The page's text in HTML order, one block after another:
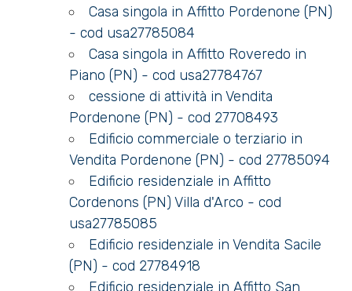
Casa singola in Affitto Pordenone (PN)
- cod usa27785084
Casa singola in Affitto Roveredo in
Piano (PN) - cod usa27784767
cessione di attività in Vendita
Pordenone (PN) - cod 27708493
Edificio commerciale o terziario in
Vendita Pordenone (PN) - cod 27785094
Edificio residenziale in Affitto
Cordenons (PN) Villa d'Arco - cod
usa27785085
Edificio residenziale in Vendita Sacile
(PN) - cod 27784918
Edificio residenziale in Affitto San
minime
Qualsiasi